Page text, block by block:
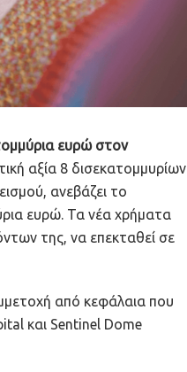
ευρώ στον
αξία 8 δισεκατομμυρίων
ανεβάζει το
ευρώ. Τα νέα χρήματα
της, να επεκταθεί σε
από κεφάλαια που
και Sentinel Dome